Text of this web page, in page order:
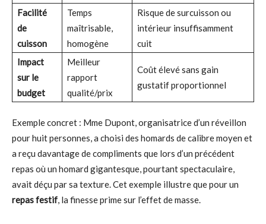
Facilité
de
cuisson
Temps
maîtrisable,
homogène
Risque de surcuisson ou
intérieur insuffisamment
cuit
Impact
sur le
budget
Meilleur
rapport
qualité/prix
Coût élevé sans gain
gustatif proportionnel
Exemple concret : Mme Dupont, organisatrice d’un réveillon
pour huit personnes, a choisi des homards de calibre moyen et
a reçu davantage de compliments que lors d’un précédent
repas où un homard gigantesque, pourtant spectaculaire,
avait déçu par sa texture. Cet exemple illustre que pour un
repas festif, la finesse prime sur l’effet de masse.